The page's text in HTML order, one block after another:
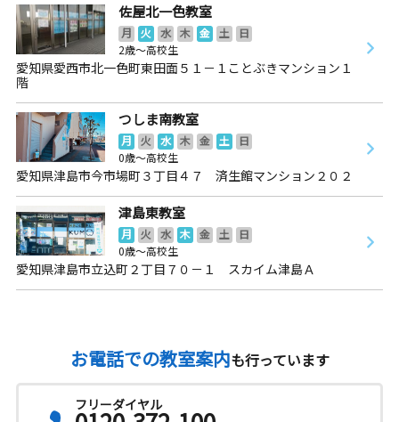
佐屋北一色教室
月 火 水 木 金 土
日
2歳～高校生
愛知県愛西市北一色町東田面５１－１ことぶきマンション１
階
つしま南教室
月 火 水 木 金 土
日
0歳～高校生
愛知県津島市今市場町３丁目４７ 済生館マンション２０２
津島東教室
月 火 水 木 金 土
日
0歳～高校生
愛知県津島市立込町２丁目７０－１ スカイム津島Ａ
お電話での教室案内も行っています
フリーダイヤル